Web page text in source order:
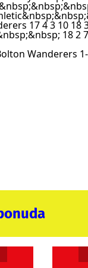
17 4 3 10 18
18 2
Wanderers